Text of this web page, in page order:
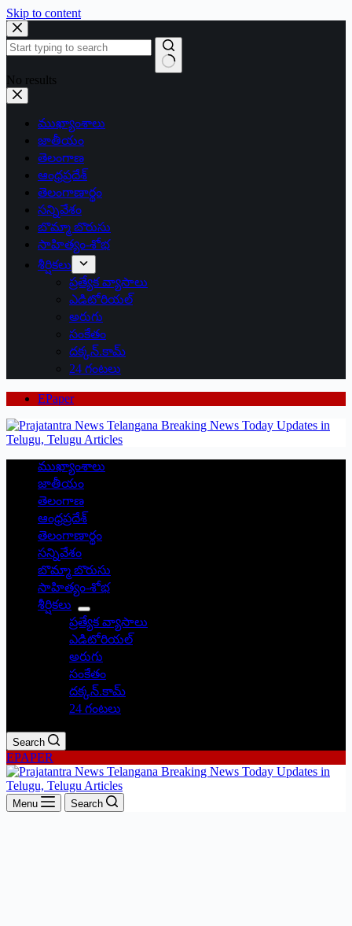
Skip to content
No results
ముఖ్యాంశాలు
జాతీయం
తెలంగాణ
ఆంధ్రప్రదేశ్
తెలంగాణార్థం
సన్నివేశం
బొమ్మా బొరుసు
సాహిత్యం-శోభ
శీర్షికలు
ప్రత్యేక వ్యాసాలు
ఎడిటోరియల్
అరుగు
సంకేతం
దక్కన్.కామ్
24 గంటలు
EPaper
ముఖ్యాంశాలు
జాతీయం
తెలంగాణ
ఆంధ్రప్రదేశ్
తెలంగాణార్థం
సన్నివేశం
బొమ్మా బొరుసు
సాహిత్యం-శోభ
శీర్షికలు
ప్రత్యేక వ్యాసాలు
ఎడిటోరియల్
అరుగు
సంకేతం
దక్కన్.కామ్
24 గంటలు
Search
EPAPER
Menu Search